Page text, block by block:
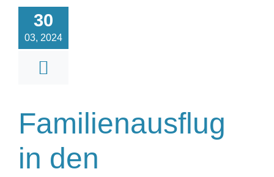
30
03, 2024
Familienausflug
in den